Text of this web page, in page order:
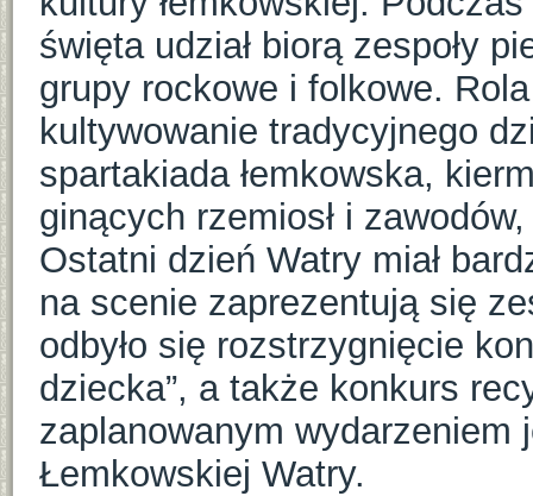
święta udział biorą zespoły
grupy rockowe i folkowe.
kultywowanie tradycyjnego
spartakiada łemkowska,
ginących rzemiosł i
Ostatni dzień Watry miał
na scenie zaprezentują się
odbyło się rozstrzygnięcie
dziecka”, a także konkurs
zaplanowanym
Łemkowskiej Watry.